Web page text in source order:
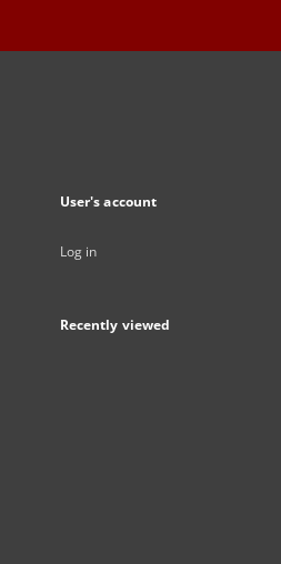
User's account
Log in
Recently viewed